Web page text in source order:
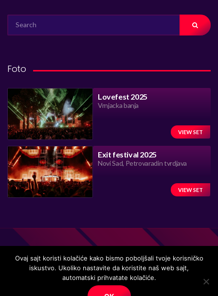
FOR:
Foto
Lovefest 2025
Vrnjacka banja
VIEW SET
Exit festival 2025
Novi Sad, Petrovaradin tvrdjava
VIEW SET
Handmade in Serbia 15 years ago, while listening to the great
Ovaj sajt koristi kolačiće kako bismo poboljšali tvoje korisničko
iskustvo. Ukoliko nastavite da koristite naš web sajt,
automatski prihvatate kolačiće.